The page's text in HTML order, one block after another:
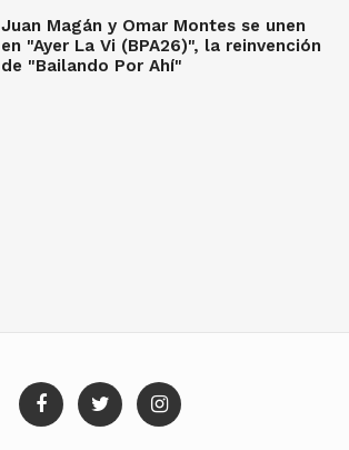
Juan Magán y Omar Montes se unen
en "Ayer La Vi (BPA26)", la reinvención
de "Bailando Por Ahí"